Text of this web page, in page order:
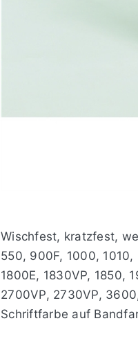
Wischfest, kratzfest,
550, 900F, 1000, 1010,
1800E, 1830VP, 1850,
2700VP, 2730VP,
Schriftfarbe auf